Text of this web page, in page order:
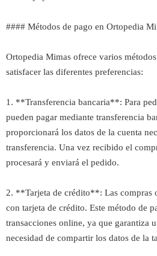
#### Métodos de pago en Ortopedia
Ortopedia Mimas ofrece varios
satisfacer las diferentes preferencias:
1. **Transferencia bancaria**: Para
pueden pagar mediante transferencia
proporcionará los datos de la cuenta
transferencia. Una vez recibido el
procesará y enviará el pedido.
2. **Tarjeta de crédito**: Las compras
con tarjeta de crédito. Este método de
transacciones online, ya que garantiza
necesidad de compartir los datos de la